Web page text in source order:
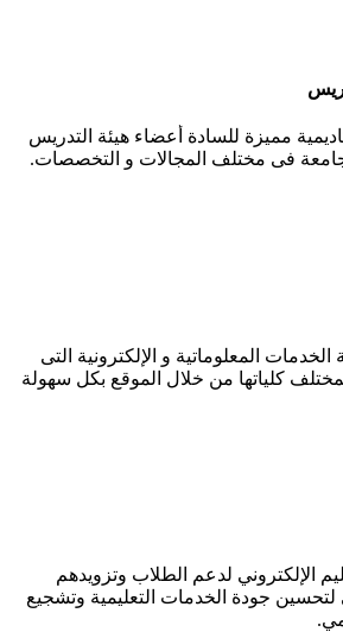
مميزة للسادة أعضاء هيئة التدريس
فى مختلف المجالات و التخصصات.
المعلوماتية و الإلكترونية التى
كلياتها من خلال الموقع بكل سهولة
الإلكتروني لدعم الطلاب وتزويدهم
لتحسين جودة الخدمات التعليمية وتشجيع